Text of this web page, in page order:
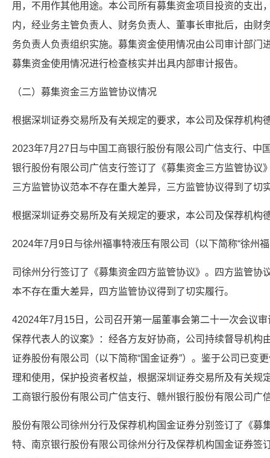
用，不用作其他用途。本公司所有募集资金项目投资的支出
内，经业务主管负责人、财务负责人、董事长审批后，由财
务负责人负责组织实施。募集资金使用情况由公司审计部门
募集资金使用情况进行检查核实并出具内部审计报告。
（二）募集资金三方监管协议情况
根据深圳证券交易所及有关规定的要求，本公司及保荐机构
2023年7月27日与中国工商银行股份有限公司广信支行、中
银行股份有限公司广信支行签订了《募集资金三方监管协议
三方监管协议范本不存在重大差异，三方监管协议得到了切
根据深圳证券交易所及有关规定的要求，本公司及保荐机构
2024年7月9日与徐州福事特液压有限公司（以下简称“徐州
司徐州分行签订了《募集资金四方监管协议》。四方监管协
本不存在重大差异，四方监管协议得到了切实履行。
42024年7月15日，公司召开第一届董事会第二十一次会议
保荐代表人的议案》：经各方友好协商，公司持续督导机构
证券股份有限公司（以下简称“国金证券”）。鉴于公司已变
理和使用，保护投资者权益，根据深圳证券交易所及有关规
工商银行股份有限公司广信支行、赣州银行股份有限公司广
股份有限公司徐州分行及保荐机构国金证券分别签订了《募
特、南京银行股份有限公司徐州分行及保荐机构国金证券签